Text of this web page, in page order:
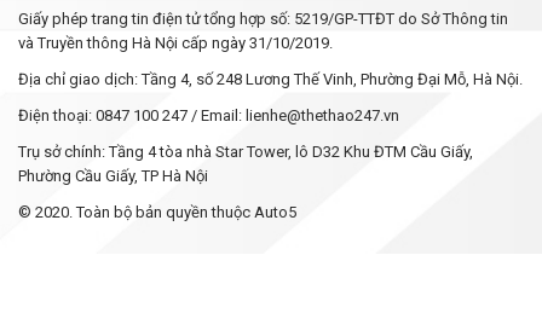
Giấy phép trang tin điện tử tổng hợp số: 5219/GP-TTĐT do Sở Thông tin
và Truyền thông Hà Nội cấp ngày 31/10/2019.
Địa chỉ giao dịch: Tầng 4, số 248 Lương Thế Vinh, Phường Đại Mỗ, Hà Nội.
Điện thoại: 0847 100 247 / Email: lienhe@thethao247.vn
Trụ sở chính: Tầng 4 tòa nhà Star Tower, lô D32 Khu ĐTM Cầu Giấy,
Phường Cầu Giấy, TP Hà Nội
© 2020. Toàn bộ bản quyền thuộc Auto5